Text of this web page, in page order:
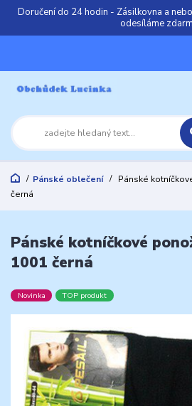
Doručení do 24 hodin - Zásilkovna a
odesíláme
Pánské oblečení
Pánské
černá
Pánské kotníčkové
1001 černá
Novinka TOP produkt